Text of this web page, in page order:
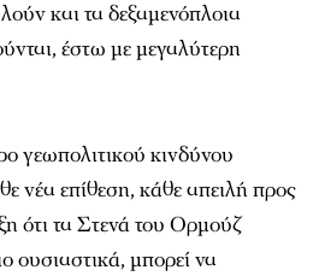
και τα δεξαμενόπλοια
έστω με μεγαλύτερη
γεωπολιτικού κινδύνου
νέα επίθεση, κάθε απειλή προς
ότι τα Στενά του Ορμούζ
ουσιαστικά, μπορεί να